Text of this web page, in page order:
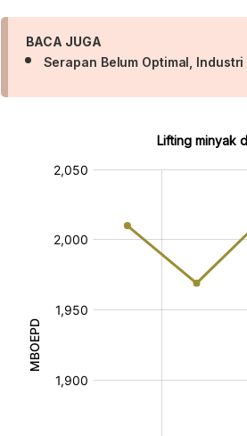
BACA JUGA
Serapan Belum Optimal,